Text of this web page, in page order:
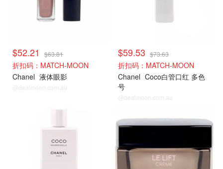
$52.21 $63.81
折扣码：MATCH-MOON
Chanel 液体眼影
@dealmoon.com.au
$59.53 $73.63
折扣码：MATCH-MOON
Chanel Coco白管口红 多色
号
@dealmoon.com.au